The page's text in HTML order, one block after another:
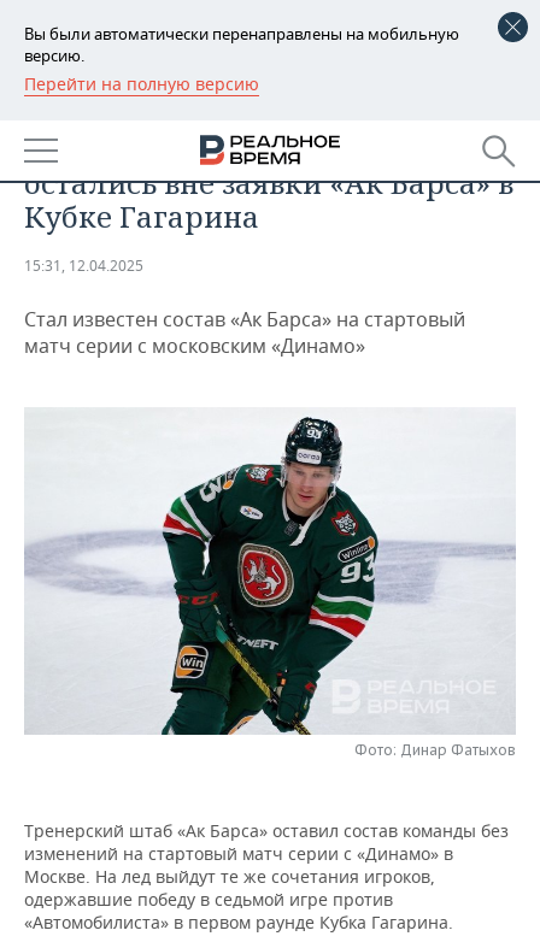
Вы были автоматически перенаправлены на мобильную
версию.
Перейти на полную версию
РЕГИОНЫ
БАШКОРТОСТАН
ТАТАРСТАН
НОВОСТИ
АНАЛИТИКА
ДЕКЛАРАЦИИ О ДОХОДАХ
КОРОЛИ ГОСЗАКАЗА ПФО
КОМУ ПРИНАДЛЕЖАТ
ТОРГОВЫЕ ЦЕНТРЫ
НОВОСТИ ЭКОНОМИКИ
ФИНАНСЫ
ИНВЕСТИЦИИ
ПРОМЫШЛЕННОСТЬ
НОВОСТИ
МАШИНОСТРОЕНИЕ
НЕФТЕХИМИЯ
НЕДВИЖИМОСТЬ
НОВОСТИ БИЗНЕСА
РОЗНИЧНАЯ ТОРГОВЛЯ
ТЕХНОЛОГИИ
НОВОСТИ ТЕХНОЛОГИЙ
МЕРОПРИЯТИЯ
НОВОСТИ МЕРОПРИЯТИЙ
ВЫЕЗДНАЯ РЕДАКЦИЯ
ОТКРЫТАЯ ЛЕКЦИЯ
НОВОСТИ СПОРТА
БАСКЕТБОЛ
ВОЛЕЙБОЛ
ИНФРАСТРУКТУРА
ИСТОРИЯ
СПРАВОЧНИК
СПИСОК ПЕРСОН
ПОЛНАЯ ВЕРСИЯ
Коршков и Кошелев вновь
остались вне заявки «Ак Барса» в
Кубке Гагарина
15:31, 12.04.2025
Стал известен состав «Ак Барса» на стартовый
матч серии с московским «Динамо»
Фото: Динар Фатыхов
Тренерский штаб «Ак Барса» оставил состав команды без
изменений на стартовый матч серии с «Динамо» в
Москве. На лед выйдут те же сочетания игроков,
одержавшие победу в седьмой игре против
«Автомобилиста» в первом раунде Кубка Гагарина.